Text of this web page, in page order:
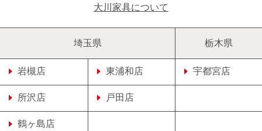
大川家具について
埼玉県
岩槻店 東浦和店
所沢店 戸田店
鶴ヶ島店
栃木県
宇都宮店